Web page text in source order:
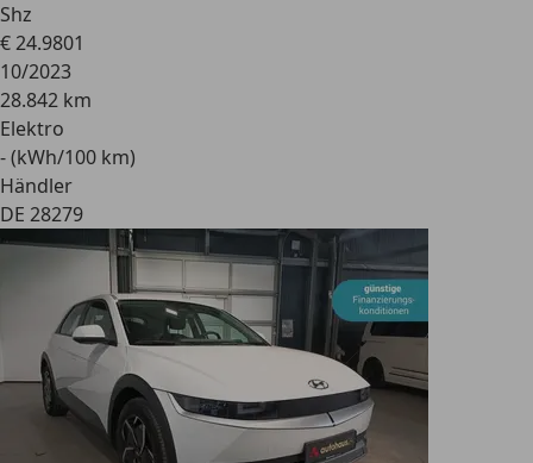
Shz
€ 24.9801
10/2023
28.842 km
Elektro
- (kWh/100 km)
Händler
DE 28279